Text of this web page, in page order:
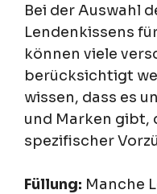
Bei der Auswahl
Lendenkissens
können viele
berücksichtigt
wissen, dass es
und Marken gibt,
spezifischer
Füllung: Manche